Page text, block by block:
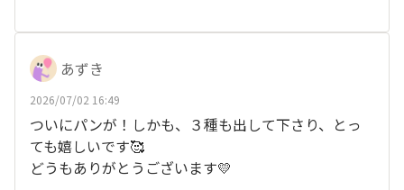
あずき
2026/07/02 16:49
ついにパンが！しかも、３種も出して下さり、とっ
ても嬉しいです🥰
どうもありがとうございます💛